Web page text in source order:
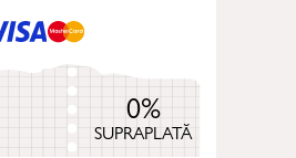
0%
SUPRAPLATĂ